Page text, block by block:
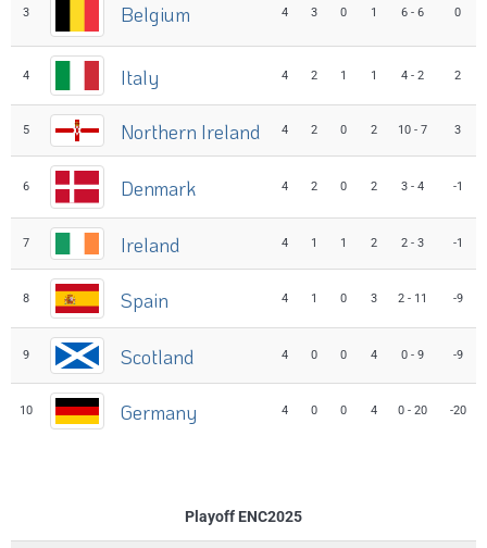
3 Belgium 4 3 0 1 6 - 6 0
4 Italy 4 2 1 1 4 - 2 2
5 Northern Ireland 4 2 0 2 10 - 7 3
6 Denmark 4 2 0 2 3 - 4 -1
7 Ireland 4 1 1 2 2 - 3 -1
8 Spain 4 1 0 3 2 - 11 -9
9 Scotland 4 0 0 4 0 - 9 -9
10 Germany 4 0 0 4 0 - 20 -20
Playoff ENC2025